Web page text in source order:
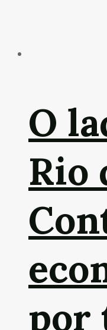
O
Rio
por